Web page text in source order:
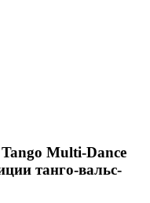
Multi-Dance
танго-вальс-